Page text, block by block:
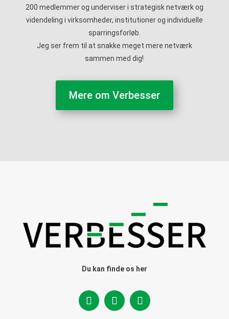
200 medlemmer og underviser i strategisk netværk og
videndeling i virksomheder, institutioner og individuelle
sparringsforløb.
Jeg ser frem til at snakke meget mere netværk
sammen med dig!
Mere om Verbesser
Du kan finde os her